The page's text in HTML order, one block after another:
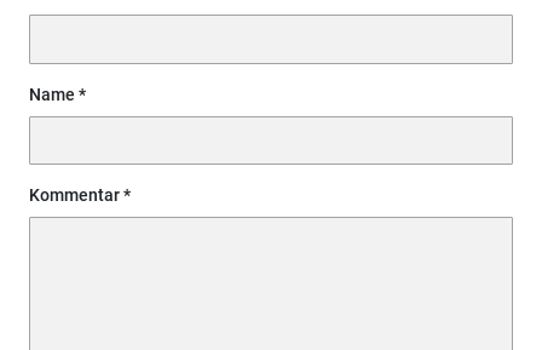
Name
Kommentar